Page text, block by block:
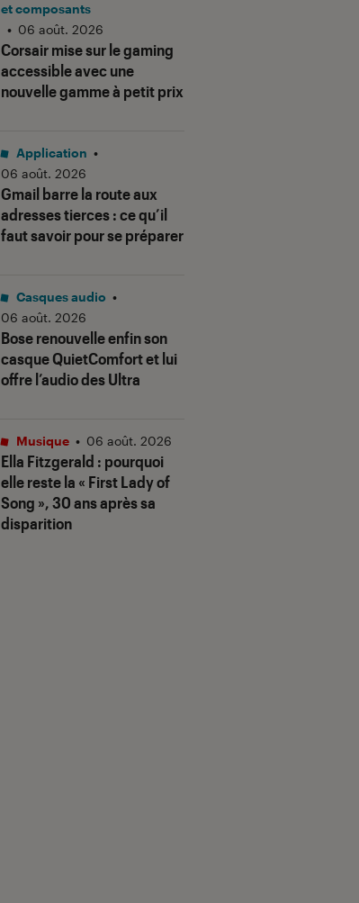
Corsair mise sur le gaming
accessible avec une
nouvelle gamme à petit prix
et composants
• 06 août. 2026
Gmail barre la route aux
adresses tierces : ce qu’il
faut savoir pour se préparer
Application •
06 août. 2026
Bose renouvelle enfin son
casque QuietComfort et lui
offre l’audio des Ultra
Casques audio •
06 août. 2026
Ella Fitzgerald : pourquoi
elle reste la « First Lady of
Song », 30 ans après sa
disparition
Musique • 06 août. 2026